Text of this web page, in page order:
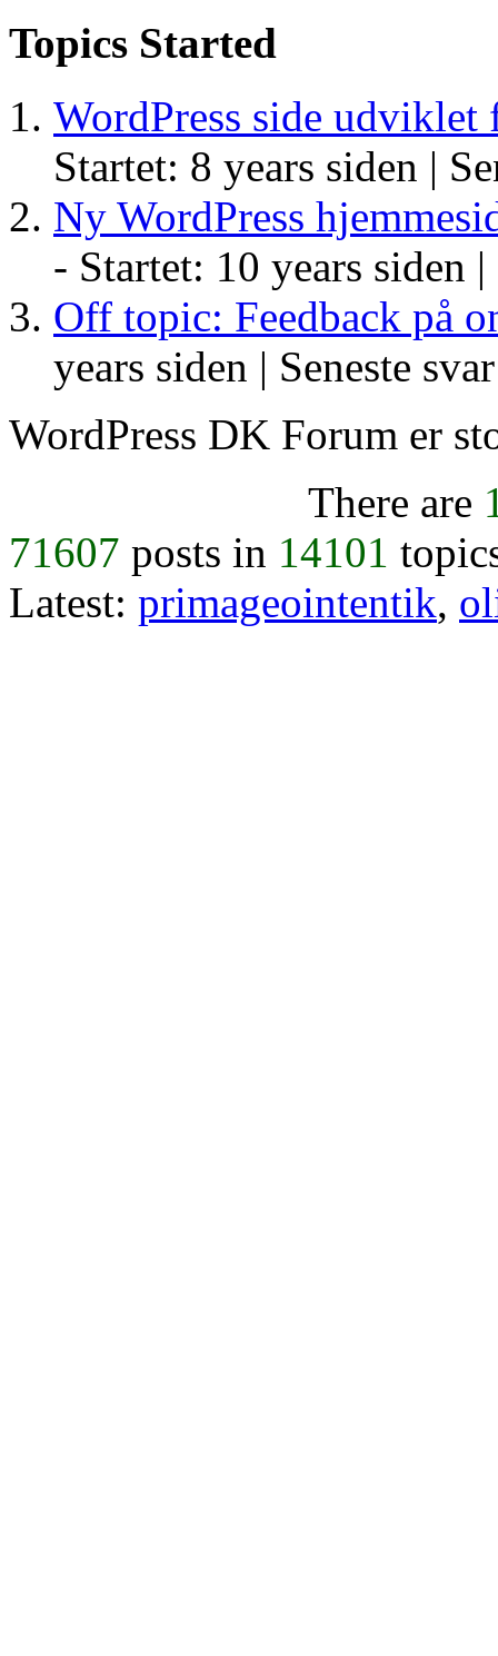
Topics Started
WordPress side udviklet
Startet: 8 years siden |
Ny WordPress
- Startet: 10 years siden |
Off topic: Feedback på
years siden | Seneste
WordPress DK Forum er
There are
71607 posts in 14101
Latest: primageointentik,